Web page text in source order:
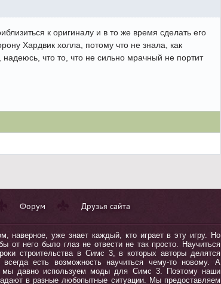
к оригиналу и в то же время сделать его
Хардвик холла, потому что не знала, как
что то, что не сильно мрачный не портит
Форум Друзья сайта
наверное, уже знает каждый, кто играет в эту игру. Но
него было глаз не отвести не так просто. Научиться
строительства в Симс 3, в которых авторы делятся
есть возможность научиться чему-то новому. А
мы давно используем моды для Симс 3. Поэтому наши
в разные любопытные ситуации. Мы предоставляем